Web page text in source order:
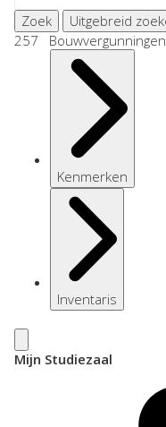
Zoek
Uitgebreid
257
Kenmerken
Inventaris
Mijn Studiezaal